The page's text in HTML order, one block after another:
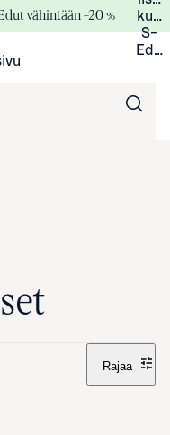
vähintään –20 %
S-
Rajaa